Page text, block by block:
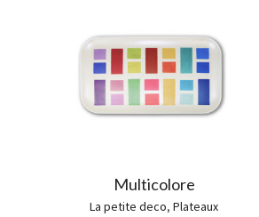
Multicolore
La petite deco, Plateaux